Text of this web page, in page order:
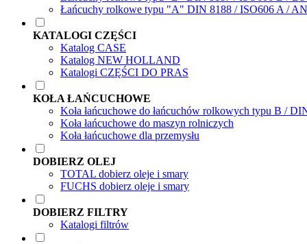
Łańcuchy rolkowe typu "A" DIN 8188 / ISO606 A /
KATALOGI CZĘŚCI
Katalog CASE
Katalog NEW HOLLAND
Katalogi CZĘŚCI DO PRAS
KOŁA ŁAŃCUCHOWE
Koła łańcuchowe do łańcuchów rolkowych typu B /
Koła łańcuchowe do maszyn rolniczych
Koła łańcuchowe dla przemysłu
DOBIERZ OLEJ
TOTAL dobierz oleje i smary
FUCHS dobierz oleje i smary
DOBIERZ FILTRY
Katalogi filtrów